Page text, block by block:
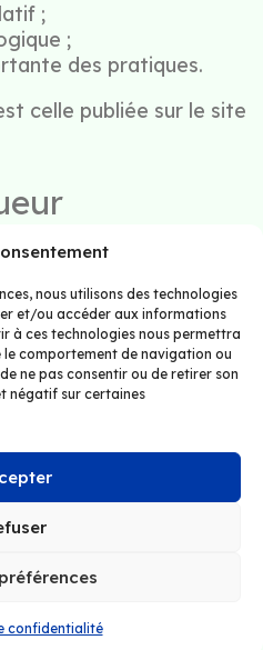
nous utilisons des technologies
et/ou accéder aux informations
à ces technologies nous permettra
comportement de navigation ou
ne pas consentir ou de retirer son
négatif sur certaines
confidentialité
;
;
des pratiques.
celle publiée sur le site
2026
d’utilisation